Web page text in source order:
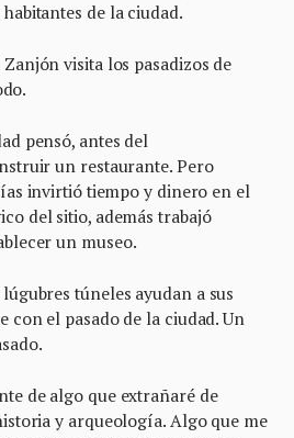
de la ciudad.
visita los pasadizos de
pensó, antes del
un restaurante. Pero
invirtió tiempo y dinero en el
del sitio, además trabajó
un museo.
túneles ayudan a sus
con el pasado de la ciudad. Un
de algo que extrañaré de
y arqueología. Algo que me